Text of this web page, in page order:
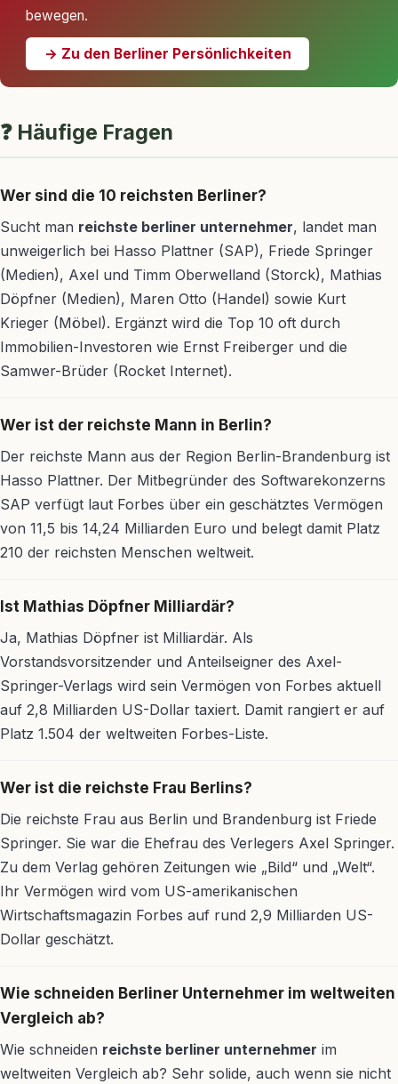
bewegen.
→ Zu den Berliner Persönlichkeiten
❓ Häufige Fragen
Wer sind die 10 reichsten Berliner?
Sucht man reichste berliner unternehmer, landet man
unweigerlich bei Hasso Plattner (SAP), Friede Springer
(Medien), Axel und Timm Oberwelland (Storck), Mathias
Döpfner (Medien), Maren Otto (Handel) sowie Kurt
Krieger (Möbel). Ergänzt wird die Top 10 oft durch
Immobilien-Investoren wie Ernst Freiberger und die
Samwer-Brüder (Rocket Internet).
Wer ist der reichste Mann in Berlin?
Der reichste Mann aus der Region Berlin-Brandenburg ist
Hasso Plattner. Der Mitbegründer des Softwarekonzerns
SAP verfügt laut Forbes über ein geschätztes Vermögen
von 11,5 bis 14,24 Milliarden Euro und belegt damit Platz
210 der reichsten Menschen weltweit.
Ist Mathias Döpfner Milliardär?
Ja, Mathias Döpfner ist Milliardär. Als
Vorstandsvorsitzender und Anteilseigner des Axel-
Springer-Verlags wird sein Vermögen von Forbes aktuell
auf 2,8 Milliarden US-Dollar taxiert. Damit rangiert er auf
Platz 1.504 der weltweiten Forbes-Liste.
Wer ist die reichste Frau Berlins?
Die reichste Frau aus Berlin und Brandenburg ist Friede
Springer. Sie war die Ehefrau des Verlegers Axel Springer.
Zu dem Verlag gehören Zeitungen wie „Bild“ und „Welt“.
Ihr Vermögen wird vom US-amerikanischen
Wirtschaftsmagazin Forbes auf rund 2,9 Milliarden US-
Dollar geschätzt.
Wie schneiden Berliner Unternehmer im weltweiten
Vergleich ab?
Wie schneiden reichste berliner unternehmer im
weltweiten Vergleich ab? Sehr solide, auch wenn sie nicht